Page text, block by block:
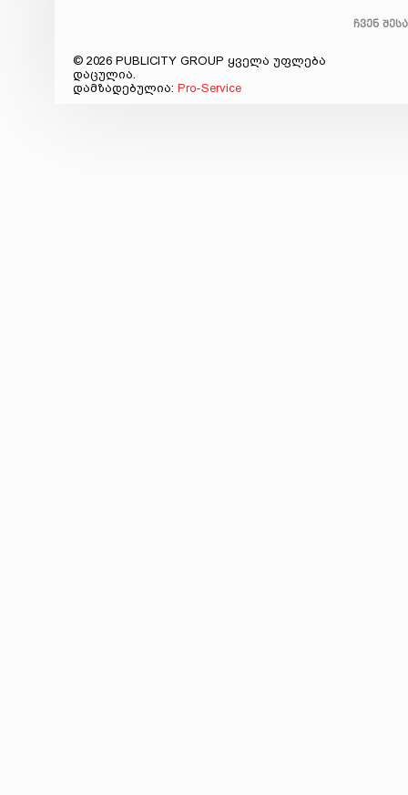
ჩვენ
© 2026 PUBLICITY GROUP ყველა უფლება
დაცულია.
დამზადებულია: Pro-Service